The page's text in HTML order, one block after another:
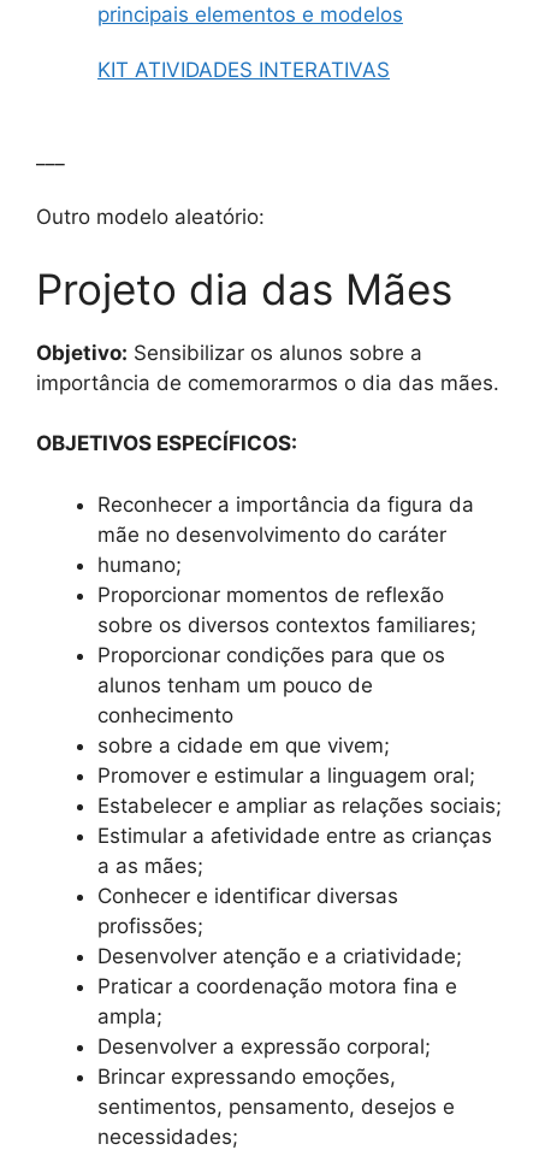
principais elementos e modelos
KIT ATIVIDADES INTERATIVAS
Outro modelo aleatório:
Projeto dia das Mães
Objetivo: Sensibilizar os alunos sobre a
importância de comemorarmos o dia das mães.
OBJETIVOS ESPECÍFICOS:
Reconhecer a importância da figura da
mãe no desenvolvimento do caráter
humano;
Proporcionar momentos de reflexão
sobre os diversos contextos familiares;
Proporcionar condições para que os
alunos tenham um pouco de
conhecimento
sobre a cidade em que vivem;
Promover e estimular a linguagem oral;
Estabelecer e ampliar as relações sociais;
Estimular a afetividade entre as crianças
a as mães;
Conhecer e identificar diversas
profissões;
Desenvolver atenção e a criatividade;
Praticar a coordenação motora fina e
ampla;
Desenvolver a expressão corporal;
Brincar expressando emoções,
sentimentos, pensamento, desejos e
necessidades;